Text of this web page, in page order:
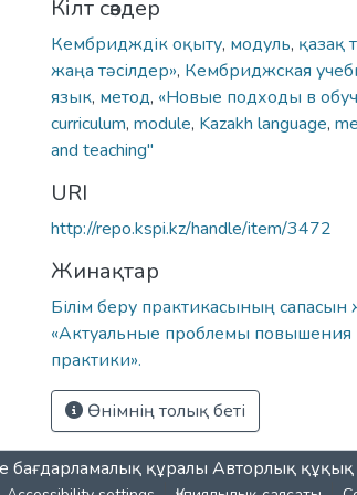
Кілт сөздер
Кембридждік оқыту, модуль, қазақ
жаңа тəсілдер», Кембриджская
язык, метод, «Новые подходы в
curriculum, module, Kazakh language,
and teaching"
URI
http://repo.kspi.kz/handle/item/3472
Жинақтар
Білім беру практикасының сапасын
«Актуальные проблемы повышения
практики».
Өнімнің толық беті
бағдарламалық құралы Авторлық